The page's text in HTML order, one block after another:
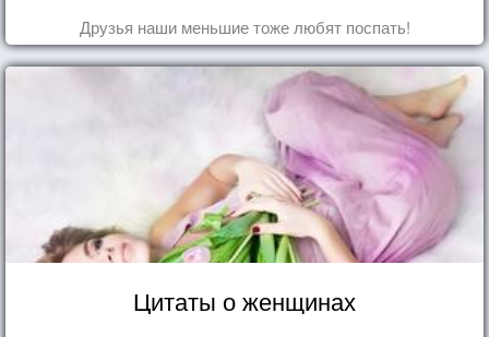
Друзья наши меньшие тоже любят поспать!
Цитаты о женщинах